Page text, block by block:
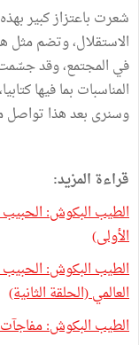
شعرت باعتزاز كبير بهذه
الاستقلال، وتضم مثل
في المجتمع، وقد
المناسبات بما فيها
وسنرى بعد هذا تواصل
قراءة المزيد:
الطيب البكوش: الحبيب
الأولى)
الطيب البكوش: الحبيب
العالمي (الحلقة الثانية)
الطيب البكوش: مفاجآت مؤتمر قفصة